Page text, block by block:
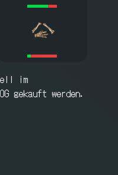
im
gekauft werden.